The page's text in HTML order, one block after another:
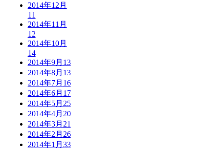
2014年12月
11
2014年11月
12
2014年10月
14
2014年9月 13
2014年8月 13
2014年7月 16
2014年6月 17
2014年5月 25
2014年4月 20
2014年3月 21
2014年2月 26
2014年1月 33